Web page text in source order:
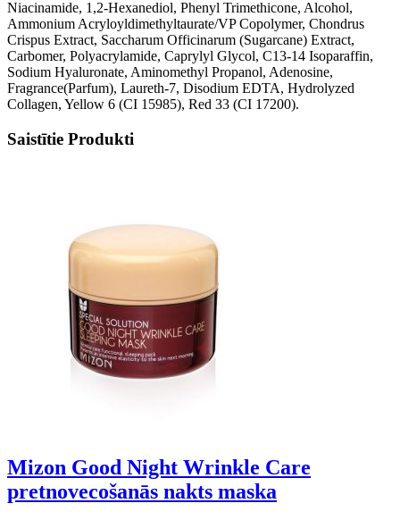
Niacinamide, 1,2-Hexanediol, Phenyl Trimethicone, Alcohol,
Ammonium Acryloyldimethyltaurate/VP Copolymer, Chondrus
Crispus Extract, Saccharum Officinarum (Sugarcane) Extract,
Carbomer, Polyacrylamide, Caprylyl Glycol, C13-14 Isoparaffin,
Sodium Hyaluronate, Aminomethyl Propanol, Adenosine,
Fragrance(Parfum), Laureth-7, Disodium EDTA, Hydrolyzed
Collagen, Yellow 6 (CI 15985), Red 33 (CI 17200).
Saistītie Produkti
Mizon Good Night Wrinkle Care
pretnovecošanās nakts maska